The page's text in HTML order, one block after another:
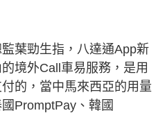
葉勁生指，八達通App新
境外Call車易服務，是用
的，當中馬來西亞的用量
PromptPay、韓國